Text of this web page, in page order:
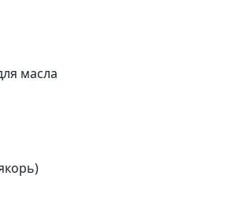
масла